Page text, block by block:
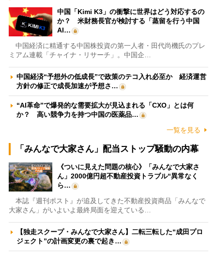
中国「Kimi K3」の衝撃に世界はどう対応するの
か？ 米財務長官が検討する「蒸留を行う中国
AI…
中国経済に精通する中国株投資の第一人者・田代尚機氏のプレ
ミアム連載「チャイナ・リサーチ」。中国企…
中国経済“予想外の低成長”で政策のテコ入れ必至か 経済運営
方針の修正で成長加速が予想さ…
“AI革命”で爆発的な需要拡大が見込まれる「CXO」とは何
か？ 高い競争力を持つ中国の医薬品…
一覧を見る
「みんなで大家さん」配当ストップ騒動の内幕
《ついに見えた問題の核心》「みんなで大家さ
ん」2000億円超不動産投資トラブル“異常なく
ら…
本誌『週刊ポスト』が追及してきた不動産投資商品「みんなで
大家さん」がいよいよ最終局面を迎えている…
【独走スクープ・みんなで大家さん】二転三転した“成田プロ
ジェクト”の計画変更の裏で起き…